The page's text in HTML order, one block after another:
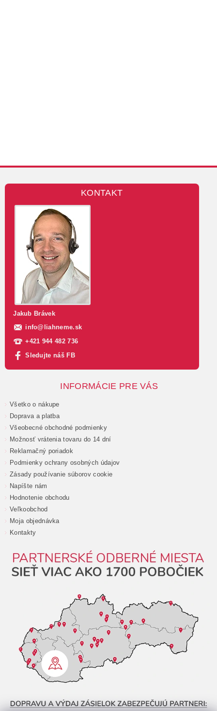
KONTAKT
Jakub Brávek
info@ liahneme.sk
+421 944 482 736
Sledujte náš FB
INFORMÁCIE PRE VÁS
Všetko o nákupe
Doprava a platba
Všeobecné obchodné podmienky
Možnosť vrátenia tovaru do 14 dní
Reklamačný poriadok
Podmienky ochrany osobných údajov
Zásady používanie súborov cookie
Napíšte nám
Hodnotenie obchodu
Veľkoobchod
Moja objednávka
Kontakty